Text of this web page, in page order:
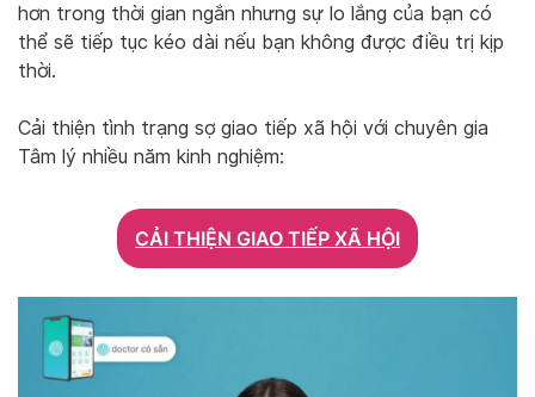
hơn trong thời gian ngắn nhưng sự lo lắng của bạn có
thể sẽ tiếp tục kéo dài nếu bạn không được điều trị kịp
thời.
Cải thiện tình trạng sợ giao tiếp xã hội với chuyên gia
Tâm lý nhiều năm kinh nghiệm:
CẢI THIỆN GIAO TIẾP XÃ HỘI